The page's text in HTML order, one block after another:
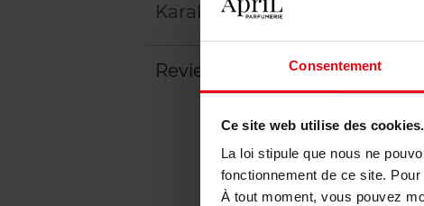
Consentement
Ce site web utilise des cookies.
La loi stipule que nous ne
fonctionnement de ce site.
À tout moment, vous pouvez
Karakteristieken
Review